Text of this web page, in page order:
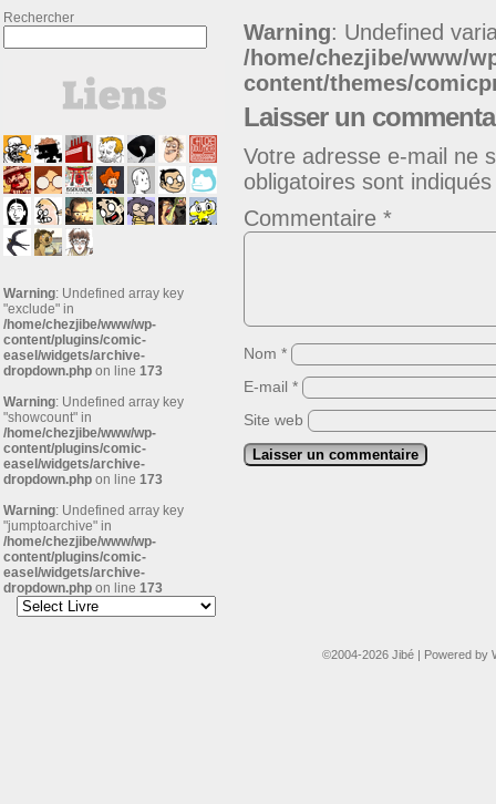
Rechercher
Warning: Undefined array key
"exclude" in
/home/chezjibe/www/wp-
content/plugins/comic-
easel/widgets/archive-
dropdown.php on line 173
Warning: Undefined array key
"showcount" in
/home/chezjibe/www/wp-
content/plugins/comic-
easel/widgets/archive-
dropdown.php on line 173
Warning: Undefined array key
"jumptoarchive" in
/home/chezjibe/www/wp-
content/plugins/comic-
easel/widgets/archive-
dropdown.php on line 173
Warning: Undefined
/home/chezjibe/www/
content/themes/
Laisser un
Votre adresse e-mail ne
obligatoires sont
Commentaire *
Nom *
E-mail *
Site web
©2004-2026 Jibé | Powered by